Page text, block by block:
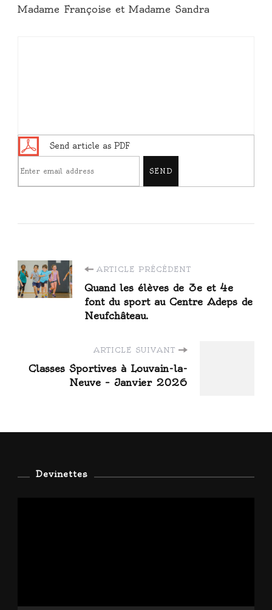
Madame Françoise et Madame Sandra
Send article as PDF
Navigation
d'article
ARTICLE PRÉCÉDENT
Quand les élèves de 3e et 4e
font du sport au Centre Adeps de
Neufchâteau.
ARTICLE SUIVANT
Classes Sportives à Louvain-la-
Neuve – Janvier 2026
Devinettes